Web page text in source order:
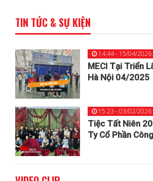
TIN TỨC & SỰ KIỆN
14:44 - 15/04/2026
MECI Tại Triển
Hà Nội 04/2025
15:23 - 03/02/2026
Tiệc Tất Niên
Ty Cổ Phần